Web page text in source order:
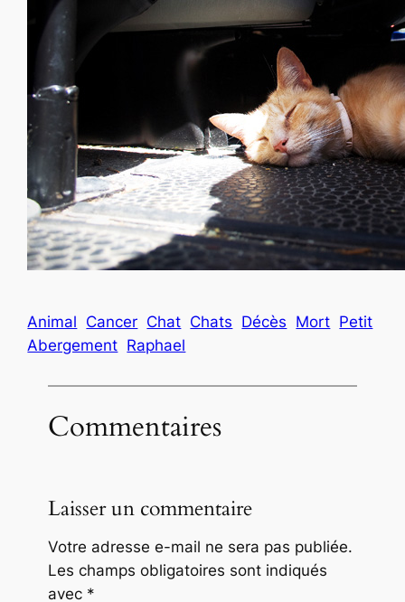
Animal Cancer Chat Chats Décès Mort Petit
Abergement Raphael
Commentaires
Laisser un commentaire
Votre adresse e-mail ne sera pas publiée.
Les champs obligatoires sont indiqués
avec *